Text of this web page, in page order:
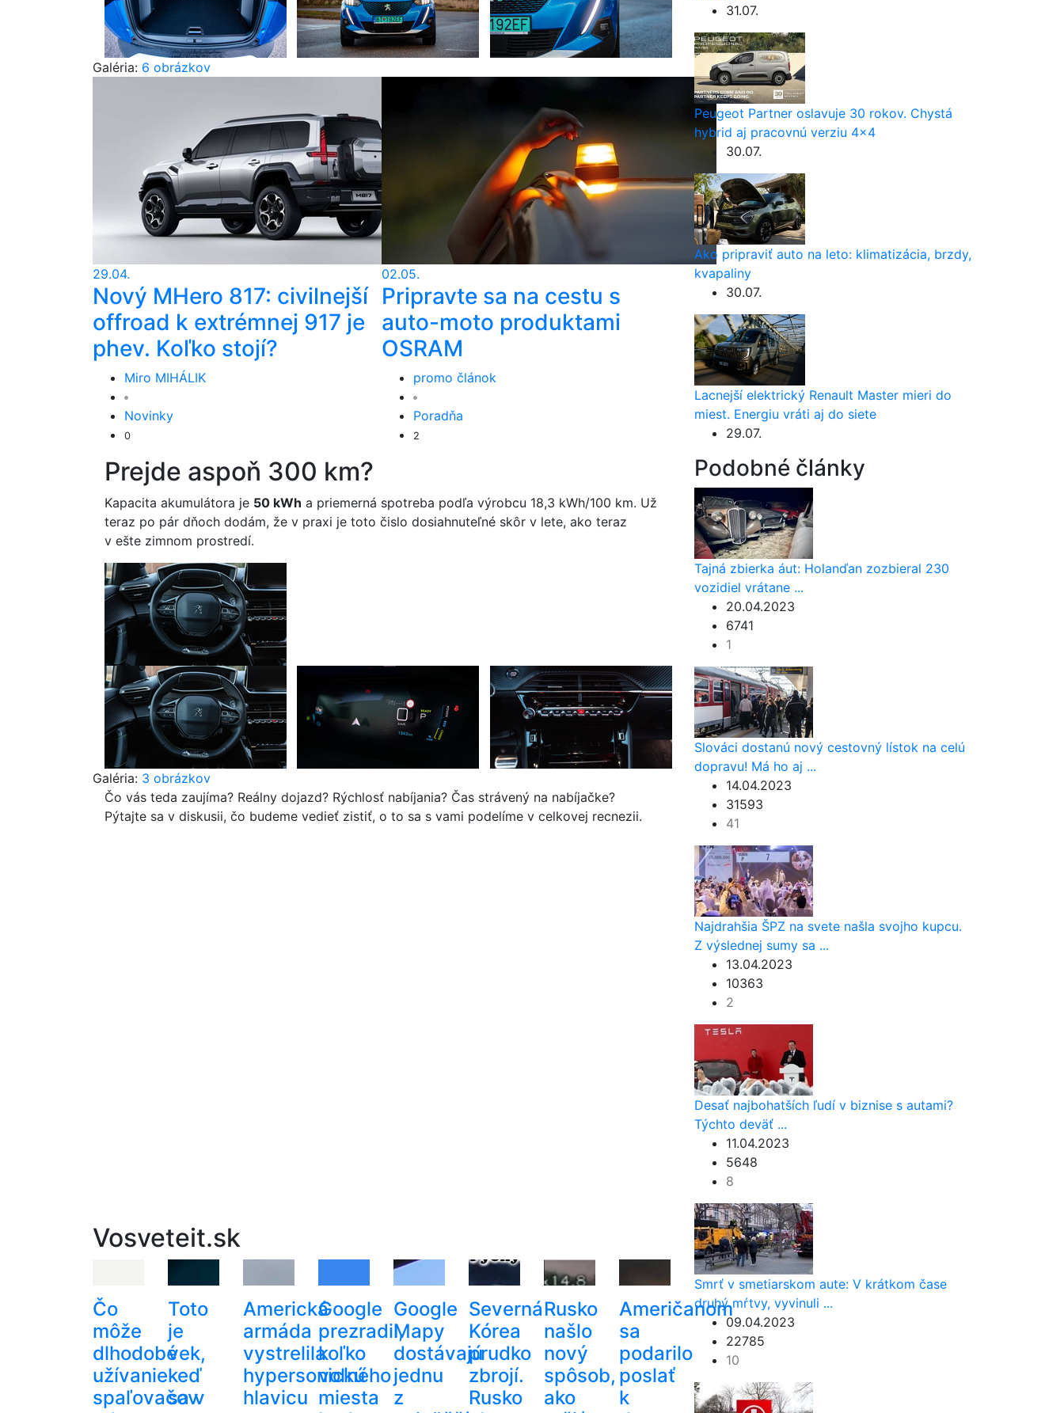
Galéria: 6 obrázkov
29.04.
Nový MHero 817: civilnejší
offroad k extrémnej 917 je
phev. Koľko stojí?
Miro MIHÁLIK
Novinky
0
02.05.
Pripravte sa na cestu s
auto-moto produktami
OSRAM
promo článok
Poradňa
2
Prejde aspoň 300 km?
Kapacita akumulátora je 50 kWh a priemerná spotreba podľa výrobcu 18,3 kWh/100 km. Už
teraz po pár dňoch dodám, že v praxi je toto čislo dosiahnuteľné skôr v lete, ako teraz
v ešte zimnom prostredí.
Galéria: 3 obrázkov
Čo vás teda zaujíma? Reálny dojazd? Rýchlosť nabíjania? Čas strávený na nabíjačke?
Pýtajte sa v diskusii, čo budeme vedieť zistiť, o to sa s vami podelíme v celkovej recnezii.
Vosveteit.sk
Čo
môže
dlhodobé
užívanie
spaľovačov
Toto
je
vek,
keď
sa v
Americká
armáda
vystrelila
hypersonickú
hlavicu
Google
prezradil,
koľko
voľného
miesta
Google
Mapy
dostávajú
jednu
z
Severná
Kórea
prudko
zbrojí.
Rusko
Rusko
našlo
nový
spôsob,
ako
Američanom
sa
podarilo
poslať
k
31.07.
Peugeot Partner oslavuje 30 rokov. Chystá
hybrid aj pracovnú verziu 4×4
30.07.
Ako pripraviť auto na leto: klimatizácia, brzdy,
kvapaliny
30.07.
Lacnejší elektrický Renault Master mieri do
miest. Energiu vráti aj do siete
29.07.
Podobné články
Tajná zbierka áut: Holanďan zozbieral 230
vozidiel vrátane ...
20.04.2023
6741
1
Slováci dostanú nový cestovný lístok na celú
dopravu! Má ho aj ...
14.04.2023
31593
41
Najdrahšia ŠPZ na svete našla svojho kupcu.
Z výslednej sumy sa ...
13.04.2023
10363
2
Desať najbohatších ľudí v biznise s autami?
Týchto deväť ...
11.04.2023
5648
8
Smrť v smetiarskom aute: V krátkom čase
druhý mŕtvy, vyvinuli ...
09.04.2023
22785
10